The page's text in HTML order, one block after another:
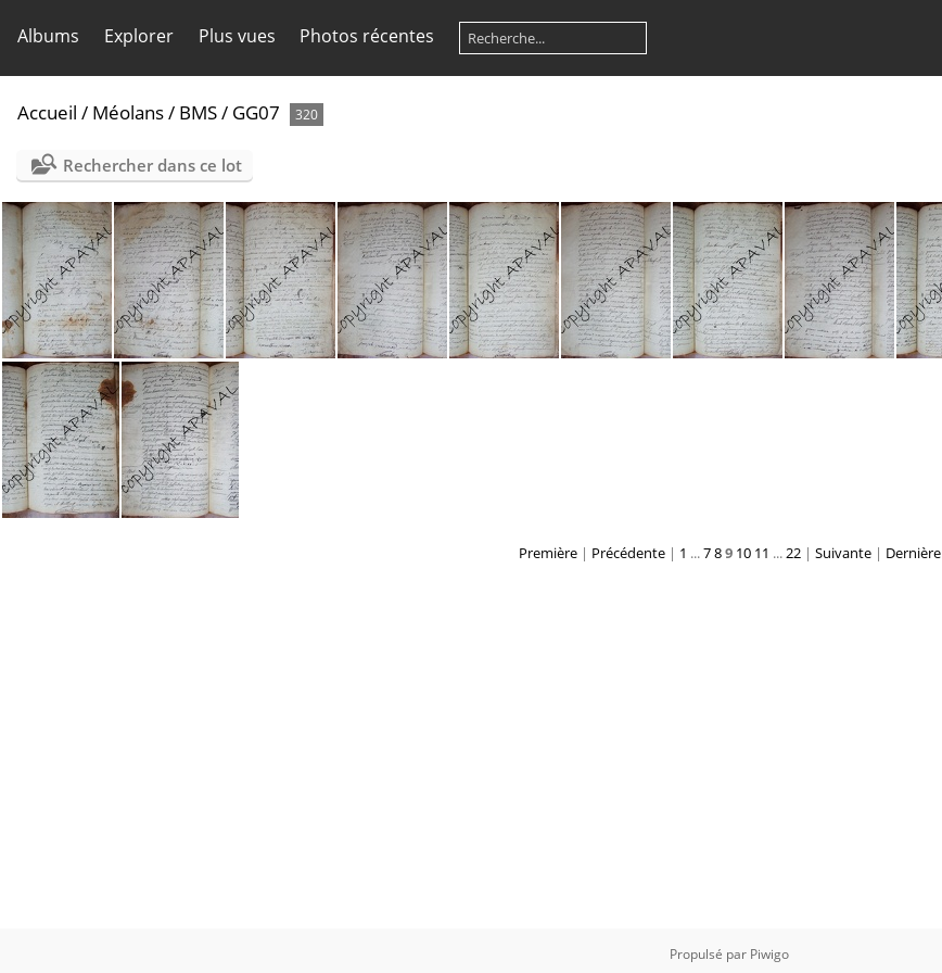
Albums Explorer Plus vues Photos récentes
Accueil / Méolans/ BMS/ GG07 320
Rechercher dans ce lot
GG07 BMS 121
Première| Précédente| 1 ...789 10 11 ...22 | Suivante | Dernière
Propulsé par Piwigo